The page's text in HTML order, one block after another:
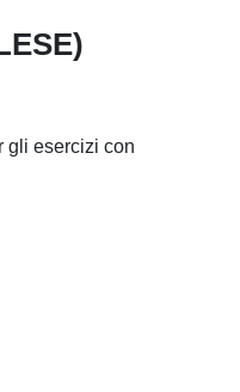
gli esercizi con